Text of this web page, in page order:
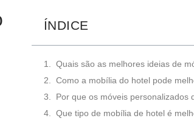
ÍNDICE
Quais são as melhores ideias de
Como a mobília do hotel pode
Por que os móveis
Que tipo de mobília de hotel é